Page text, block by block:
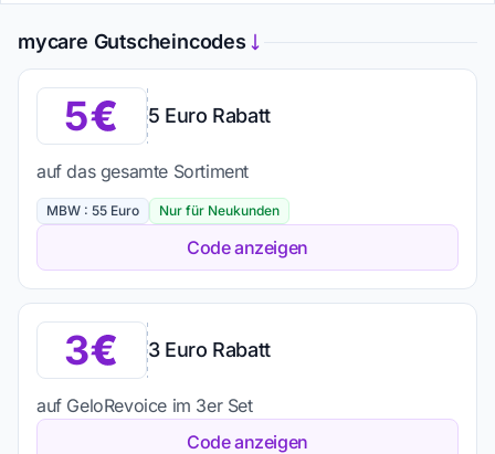
mycare Gutscheincodes
5 5 Euro Rabatt
auf das gesamte Sortiment
MBW : 55 Euro Nur für Neukunden
Code anzeigen
3 3 Euro Rabatt
auf GeloRevoice im 3er Set
Code anzeigen